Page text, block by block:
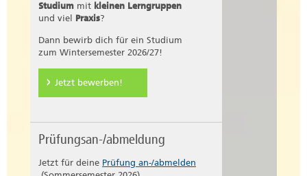
Studium mit kleinen Lerngruppen
und viel Praxis?
Dann bewirb dich für ein Studium
zum Wintersemester 2026/27!
Jetzt bewerben!
Prüfungsan-/abmeldung
Jetzt für deine Prüfung an-/abmelden